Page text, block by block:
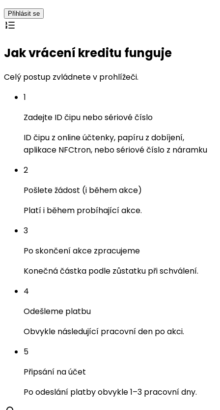
Přihlásit se
Jak vrácení kreditu funguje
Celý postup zvládnete v prohlížeči.
1
Zadejte ID čipu nebo sériové číslo
ID čipu z online účtenky, papíru z dobíjení,
aplikace NFCtron, nebo sériové číslo z náramku
2
Pošlete žádost (i během akce)
Platí i během probíhající akce.
3
Po skončení akce zpracujeme
Konečná částka podle zůstatku při schválení.
4
Odešleme platbu
Obvykle následující pracovní den po akci.
5
Připsání na účet
Po odeslání platby obvykle 1–3 pracovní dny.